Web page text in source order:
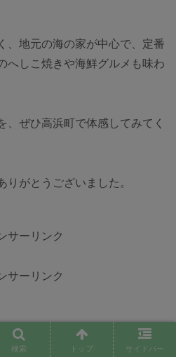
、地元の海の家が中心で、定番
へしこ焼きや海鮮グルメも味わ
、ぜひ高浜町で体感してみてく
がとうございました。
サーリンク
サーリンク
シェアする
検索 トップ サイドバー